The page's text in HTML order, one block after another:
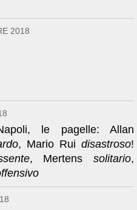
2018
Napoli, le pagelle: Allan
, Mario Rui disastroso!
, Mertenssolitario,